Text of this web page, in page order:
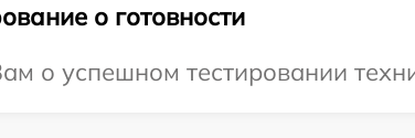
о готовности
о успешном тестировании